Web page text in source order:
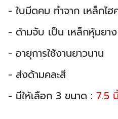
- ใบมีดคม ทำจาก เหล็กไฮ
- ด้ามจับ เป็น เหล็กหุ้มยาง
- อายุการใช้งานยาวนาน
- ส่งด้ามคละสี
- มีให้เลือก 3 ขนาด :7.5